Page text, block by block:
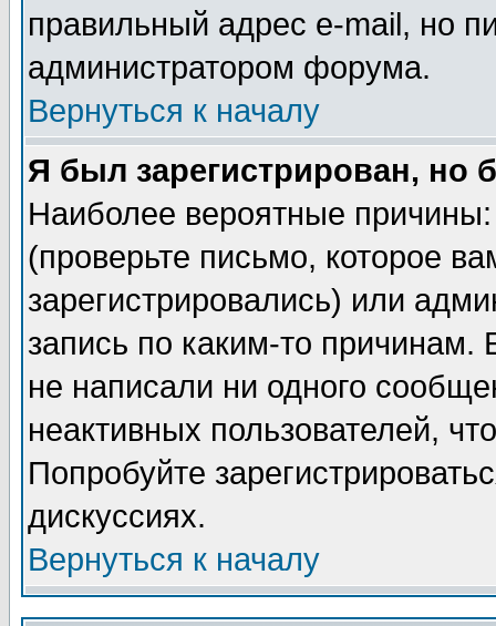
правильный адрес e-mail, но
администратором форума.
Вернуться к началу
Я был зарегистрирован, но
Наиболее вероятные
(проверьте письмо, которое
зарегистрировались) или
запись по каким-то
не написали ни одного
неактивных пользователей,
Попробуйте
дискуссиях.
Вернуться к началу